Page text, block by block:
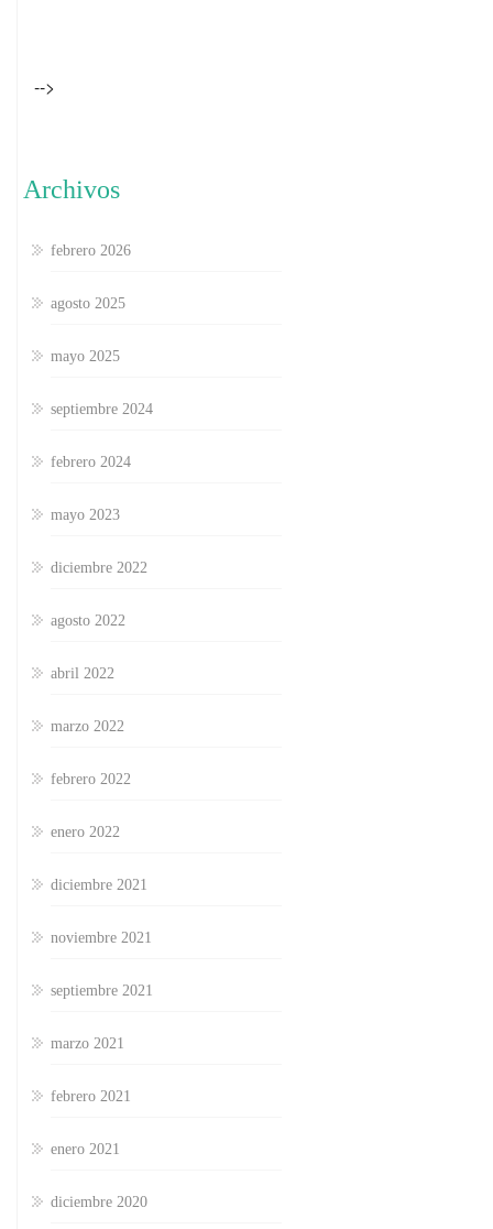
-->
Archivos
febrero 2026
agosto 2025
mayo 2025
septiembre 2024
febrero 2024
mayo 2023
diciembre 2022
agosto 2022
abril 2022
marzo 2022
febrero 2022
enero 2022
diciembre 2021
noviembre 2021
septiembre 2021
marzo 2021
febrero 2021
enero 2021
diciembre 2020